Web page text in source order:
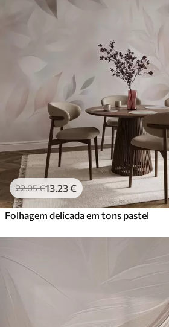
22.05€13 .23€
Folhagem delicada em tons pastel